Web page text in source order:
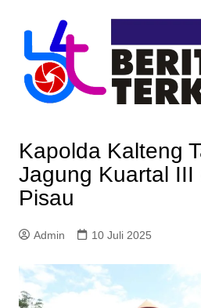
content
Kapolda Kalteng
Jagung Kuartal III
Pisau
Admin 10 Juli 2025